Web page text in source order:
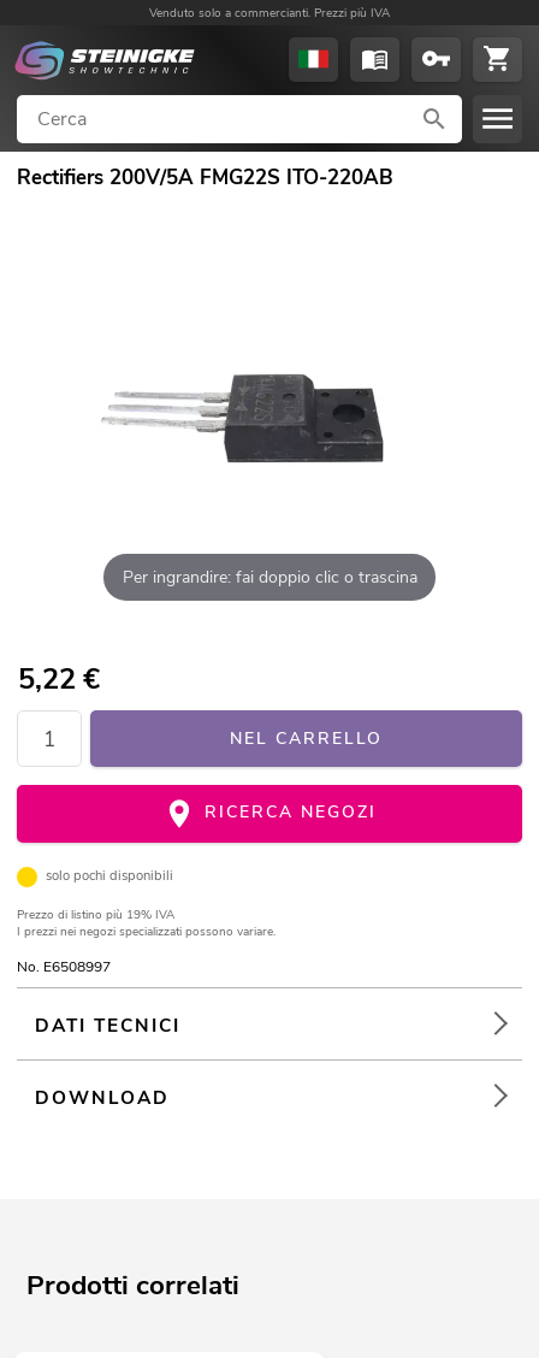
Venduto solo a commercianti. Prezzi più IVA
Rectifiers 200V/5A FMG22S ITO-220AB
Per ingrandire: fai doppio clic o trascina
5,22 €
NEL CARRELLO
RICERCA NEGOZI
solo pochi disponibili
Prezzo di listino più 19% IVA
I prezzi nei negozi specializzati possono variare.
No. E6508997
DATI TECNICI
DOWNLOAD
Prodotti correlati